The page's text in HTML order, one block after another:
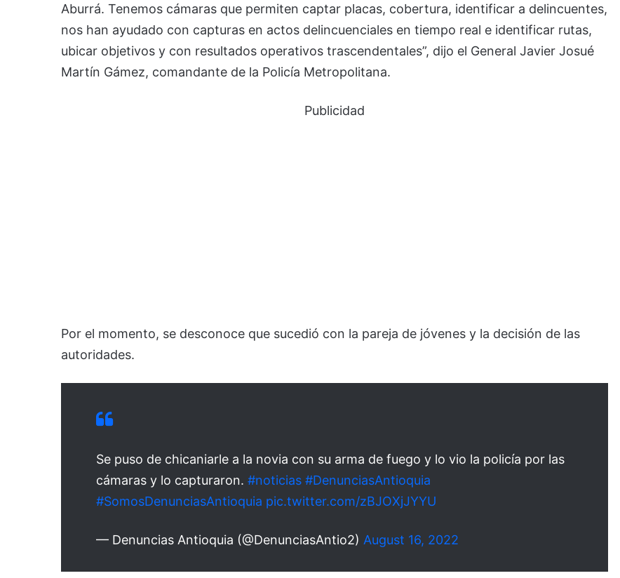
Aburrá. Tenemos cámaras que permiten captar placas, cobertura, identificar a delincuentes,
nos han ayudado con capturas en actos delincuenciales en tiempo real e identificar rutas,
ubicar objetivos y con resultados operativos trascendentales”, dijo el General Javier Josué
Martín Gámez, comandante de la Policía Metropolitana.
Publicidad
Por el momento, se desconoce que sucedió con la pareja de jóvenes y la decisión de las
autoridades.
Se puso de chicaniarle a la novia con su arma de fuego y lo vio la policía por las
cámaras y lo capturaron. #noticias #DenunciasAntioquia
#SomosDenunciasAntioquia pic.twitter.com/zBJOXjJYYU
— Denuncias Antioquia (@DenunciasAntio2) August 16, 2022